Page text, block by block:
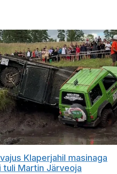
Klaperjahil masinaga
tuli Martin Järveoja